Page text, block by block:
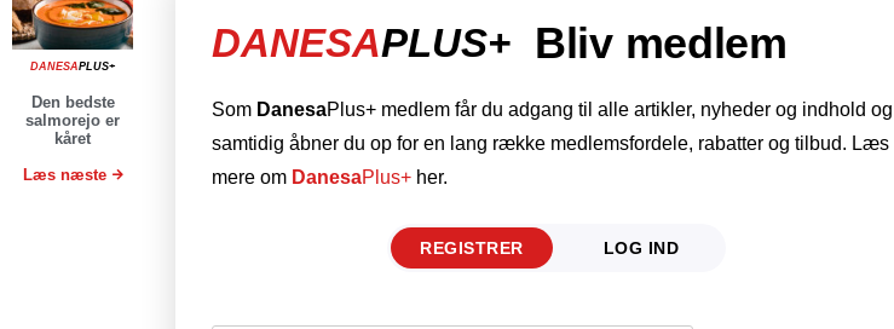
DANESAPLUS+
Den bedste
salmorejo er
kåret
Læs næste
DANESAPLUS+ Bliv medlem
Som DanesaPlus+ medlem får du adgang til alle artikler, nyheder og indhold og
samtidig åbner du op for en lang række medlemsfordele, rabatter og tilbud. Læs
mere om DanesaPlus+ her.
REGISTRER LOG IND